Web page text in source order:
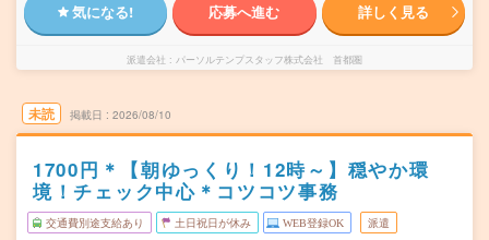
気になる! 応募へ進む 詳しく見る
派遣会社 パーソルテンプスタッフ株式会社 首都圏
未読 掲載日 2026/08/10
1700円＊【朝ゆっくり！12時～】穏やか環
境！チェック中心＊コツコツ事務
交通費別途支給あり 土日祝日が休み WEB登録OK 派遣